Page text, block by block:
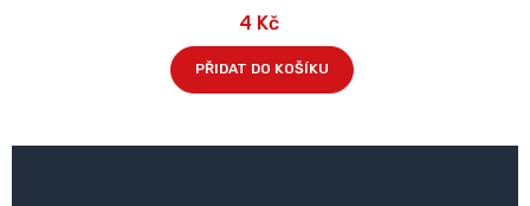
4 Kč
PŘIDAT DO KOŠÍKU